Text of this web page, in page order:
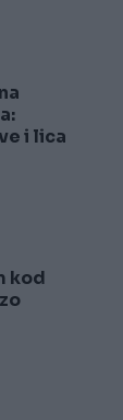
i lica
kod